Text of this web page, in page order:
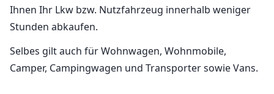
Ihnen Ihr Lkw bzw. Nutzfahrzeug innerhalb weniger
Stunden abkaufen.
Selbes gilt auch für Wohnwagen, Wohnmobile,
Camper, Campingwagen und Transporter sowie Vans.